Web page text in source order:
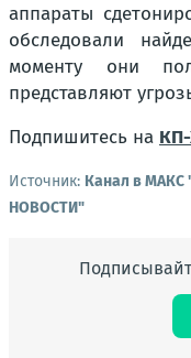
аппараты
обследовали
моменту они
представляют
Подпишитесь на
Источник: Канал в МАКС
НОВОСТИ"